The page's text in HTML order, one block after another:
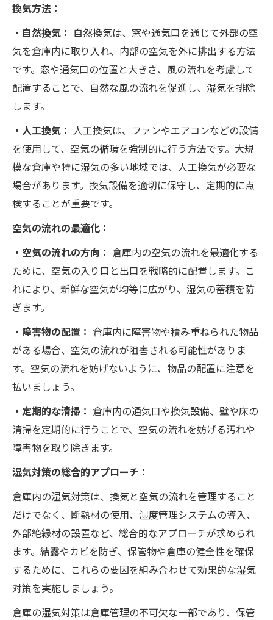
換気方法：
・自然換気： 自然換気は、窓や通気口を通じて外部の空
気を倉庫内に取り入れ、内部の空気を外に排出する方法
です。窓や通気口の位置と大きさ、風の流れを考慮して
配置することで、自然な風の流れを促進し、湿気を排除
します。
・人工換気： 人工換気は、ファンやエアコンなどの設備
を使用して、空気の循環を強制的に行う方法です。大規
模な倉庫や特に湿気の多い地域では、人工換気が必要な
場合があります。換気設備を適切に保守し、定期的に点
検することが重要です。
空気の流れの最適化：
・空気の流れの方向： 倉庫内の空気の流れを最適化する
ために、空気の入り口と出口を戦略的に配置します。こ
れにより、新鮮な空気が均等に広がり、湿気の蓄積を防
ぎます。
・障害物の配置： 倉庫内に障害物や積み重ねられた物品
がある場合、空気の流れが阻害される可能性がありま
す。空気の流れを妨げないように、物品の配置に注意を
払いましょう。
・定期的な清掃： 倉庫内の通気口や換気設備、壁や床の
清掃を定期的に行うことで、空気の流れを妨げる汚れや
障害物を取り除きます。
湿気対策の総合的アプローチ：
倉庫内の湿気対策は、換気と空気の流れを管理すること
だけでなく、断熱材の使用、湿度管理システムの導入、
外部絶縁材の設置など、総合的なアプローチが求められ
ます。結露やカビを防ぎ、保管物や倉庫の健全性を確保
するために、これらの要因を組み合わせて効果的な湿気
対策を実施しましょう。
倉庫の湿気対策は倉庫管理の不可欠な一部であり、保管